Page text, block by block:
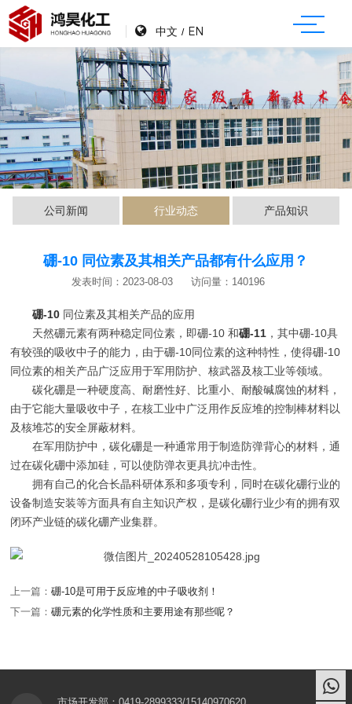
中文 / EN
公司新闻 行业动态 产品知识
硼-10 同位素及其相关产品都有什么应用？
发表时间：2023-08-03 访问量：140196
硼-10 同位素及其相关产品的应用
天然硼元素有两种稳定同位素，即硼-10 和硼-11 ，其中硼-10具
有较强的吸收中子的能力，由于硼-10同位素的这种特性，使得硼-10
同位素的相关产品广泛应用于军用防护、核武器及核工业等领域。
碳化硼是一种硬度高、耐磨性好、比重小、耐酸碱腐蚀的材料，
由于它能大量吸收中子，在核工业中广泛用作反应堆的控制棒材料以
及核堆芯的安全屏蔽材料。
在军用防护中，碳化硼是一种通常用于制造防弹背心的材料，通
过在碳化硼中添加硅，可以使防弹衣更具抗冲击性。
拥有自己的化合长晶科研体系和多项专利，同时在碳化硼行业的
设备制造安装等方面具有自主知识产权，是碳化硼行业少有的拥有双
闭环产业链的碳化硼产业集群。
上一篇：硼-10是可用于反应堆的中子吸收剂！
下一篇：硼元素的化学性质和主要用途有那些呢？